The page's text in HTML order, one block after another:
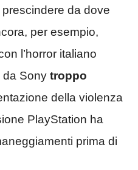
da dove
per esempio,
l’horror italiano
da Sony troppo
della violenza
PlayStation ha
prima di